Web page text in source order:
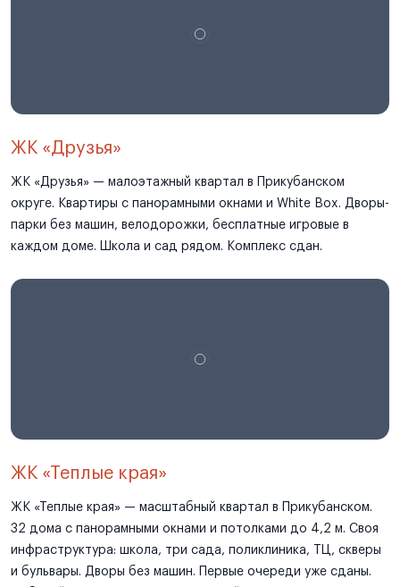
ЖК «Друзья»
ЖК «Друзья» — малоэтажный квартал в Прикубанском
округе. Квартиры с панорамными окнами и White Box. Дворы-
парки без машин, велодорожки, бесплатные игровые в
каждом доме. Школа и сад рядом. Комплекс сдан.
ЖК «Теплые края»
ЖК «Теплые края» — масштабный квартал в Прикубанском.
32 дома с панорамными окнами и потолками до 4,2 м. Своя
инфраструктура: школа, три сада, поликлиника, ТЦ, скверы
и бульвары. Дворы без машин. Первые очереди уже сданы.